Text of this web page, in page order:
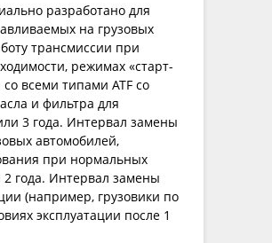
разработано для
на грузовых
трансмиссии при
режимах «старт-
всеми типами ATF со
и фильтра для
3 года. Интервал замены
автомобилей,
при нормальных
2 года. Интервал замены
(например, грузовики по
эксплуатации после 1